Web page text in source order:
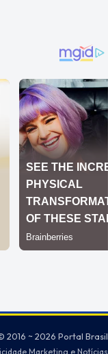
2016 ~ 2026 Portal Brasil
Marketing e Notícias